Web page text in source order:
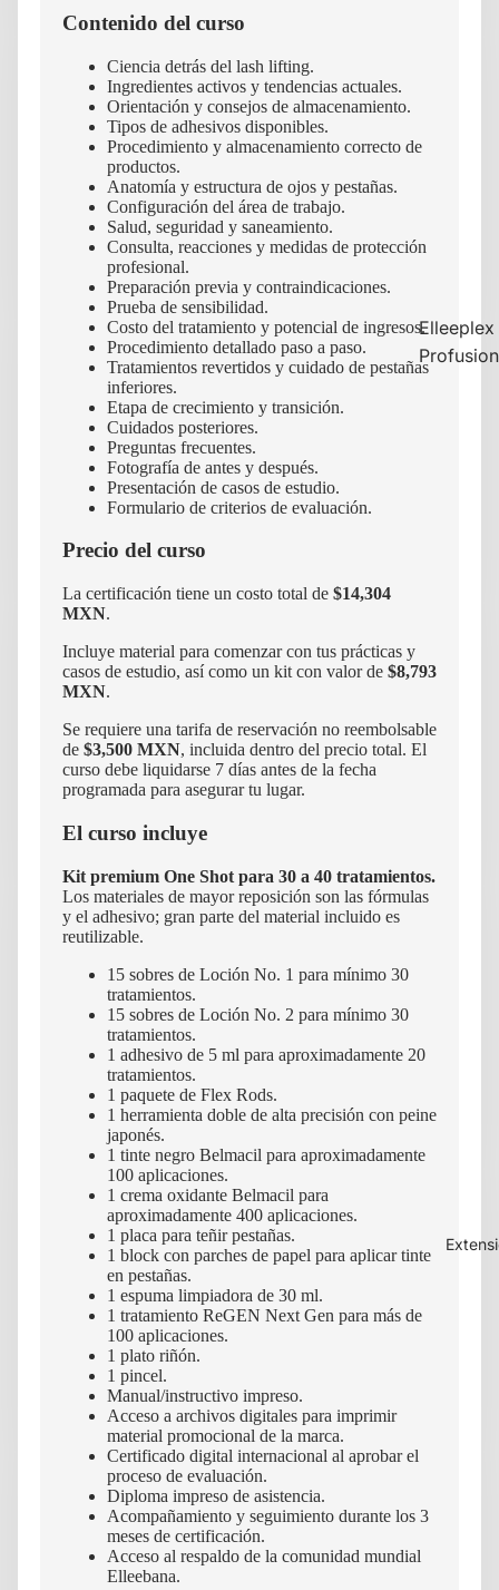
Elleeplex
Profusion
Contenido del curso
Ciencia detrás del lash lifting.
Ingredientes activos y tendencias actuales.
Orientación y consejos de almacenamiento.
Tipos de adhesivos disponibles.
Procedimiento y almacenamiento correcto de
productos.
Anatomía y estructura de ojos y pestañas.
Configuración del área de trabajo.
Salud, seguridad y saneamiento.
Consulta, reacciones y medidas de protección
profesional.
Preparación previa y contraindicaciones.
Prueba de sensibilidad.
Costo del tratamiento y potencial de ingresos.
Procedimiento detallado paso a paso.
Tratamientos revertidos y cuidado de pestañas
inferiores.
Etapa de crecimiento y transición.
Cuidados posteriores.
Preguntas frecuentes.
Fotografía de antes y después.
Presentación de casos de estudio.
Formulario de criterios de evaluación.
Precio del curso
La certificación tiene un costo total de $14,304
MXN.
Incluye material para comenzar con tus prácticas y
casos de estudio, así como un kit con valor de $8,793
MXN.
Se requiere una tarifa de reservación no reembolsable
de $3,500 MXN, incluida dentro del precio total. El
curso debe liquidarse 7 días antes de la fecha
programada para asegurar tu lugar.
El curso incluye
Kit premium One Shot para 30 a 40 tratamientos.
Los materiales de mayor reposición son las fórmulas
y el adhesivo; gran parte del material incluido es
reutilizable.
15 sobres de Loción No. 1 para mínimo 30
tratamientos.
15 sobres de Loción No. 2 para mínimo 30
tratamientos.
1 adhesivo de 5 ml para aproximadamente 20
tratamientos.
1 paquete de Flex Rods.
1 herramienta doble de alta precisión con peine
japonés.
1 tinte negro Belmacil para aproximadamente
100 aplicaciones.
1 crema oxidante Belmacil para
aproximadamente 400 aplicaciones.
1 placa para teñir pestañas.
1 block con parches de papel para aplicar tinte
en pestañas.
1 espuma limpiadora de 30 ml.
1 tratamiento ReGEN Next Gen para más de
100 aplicaciones.
1 plato riñón.
1 pincel.
Manual/instructivo impreso.
Acceso a archivos digitales para imprimir
material promocional de la marca.
Certificado digital internacional al aprobar el
proceso de evaluación.
Diploma impreso de asistencia.
Acompañamiento y seguimiento durante los 3
meses de certificación.
Acceso al respaldo de la comunidad mundial
Elleebana.